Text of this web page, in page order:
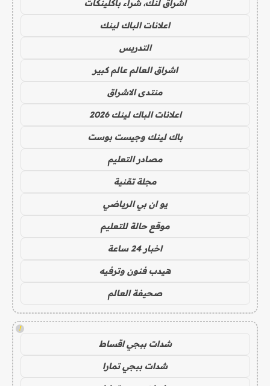
اشراق لنك، شراء باكلينكات
اعلانات الباك لينك
التدريس
اشراق العالم عالم كبير
منتدى الاشراق
اعلانات الباك لينك 2026
باك لينك وجيست بوست
مصادر التعليم
مجلة تقنية
يو ان بي الرياضي
موقع حالة للتعليم
اخبار 24 ساعة
هيدب فنون وترفيه
صحيفة العالم
!
شدات ببجي اقساط
شدات ببجي تمارا